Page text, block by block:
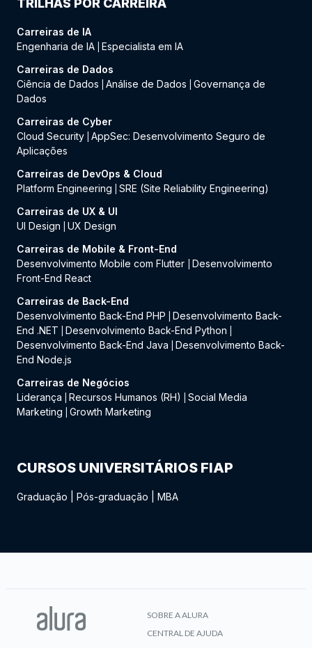
TRILHAS POR CARREIRA
Carreiras de IA
Engenharia de IA Especialista em IA
Carreiras de Dados
Ciência de Dados
Análise de Dados
Governança de
Dados
Carreiras de Cyber
Cloud Security AppSec: Desenvolvimento Seguro de
Aplicações
Carreiras de DevOps & Cloud
Platform Engineering
SRE (Site Reliability Engineering)
Carreiras de UX & UI
UI Design
UX Design
Carreiras de Mobile & Front-End
Desenvolvimento Mobile com Flutter
Desenvolvimento
Front-End React
Carreiras de Back-End
Desenvolvimento Back-End PHP
Desenvolvimento Back-
End .NET
Desenvolvimento Back-End Python
Desenvolvimento Back-End Java
Desenvolvimento Back-
End Node.js
Carreiras de Negócios
Liderança
Recursos Humanos (RH)
Social Media
Marketing
Growth Marketing
CURSOS UNIVERSITÁRIOS FIAP
Graduação Pós-graduação MBA
SOBRE A ALURA
CENTRAL DE AJUDA